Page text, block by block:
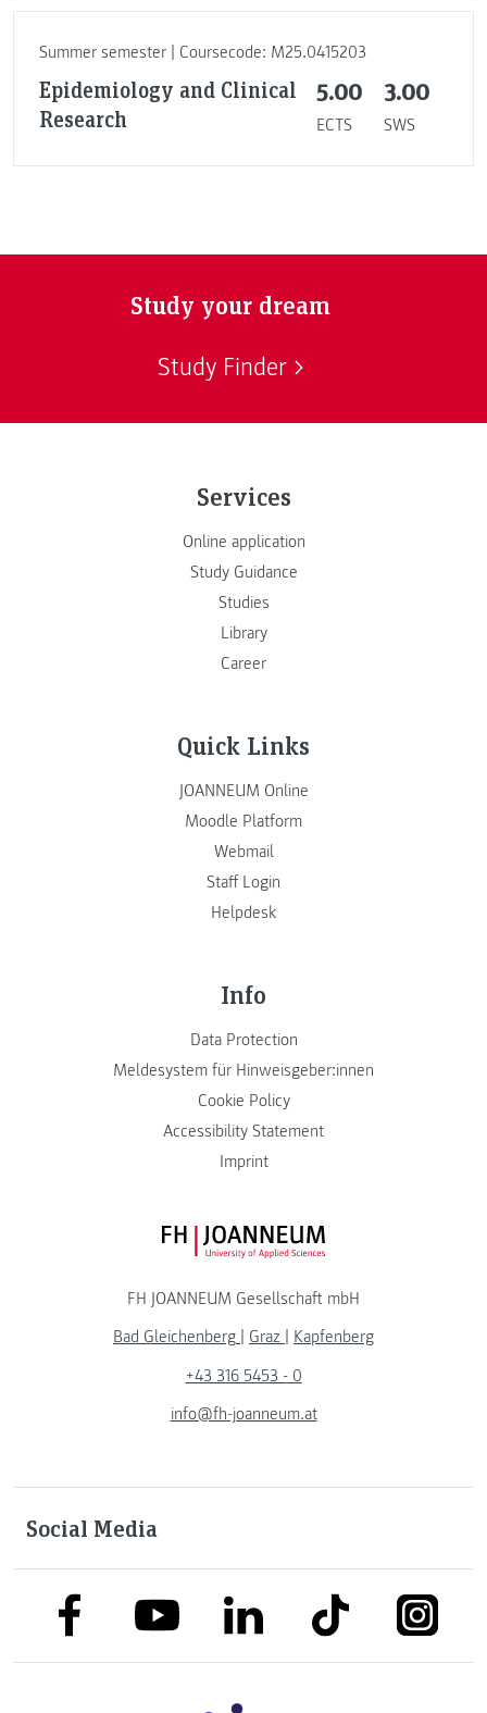
Summer semester | Coursecode: M25.0415203
Epidemiology and Clinical
Research
5.00
ECTS
3.00
SWS
Study your dream
Study Finder
Services
Online application
Study Guidance
Studies
Library
Career
Quick Links
JOANNEUM Online
Moodle Platform
Webmail
Staff Login
Helpdesk
Info
Data Protection
Meldesystem für Hinweisgeber:innen
Cookie Policy
Accessibility Statement
Imprint
FH JOANNEUM Logo
FH JOANNEUM Gesellschaft mbH
Bad Gleichenberg
Graz
Kapfenberg
+43 316 5453 - 0
info@fh-joanneum.at
Social Media
link to facebooklink to youtubelink to linkedinlink to tiktok